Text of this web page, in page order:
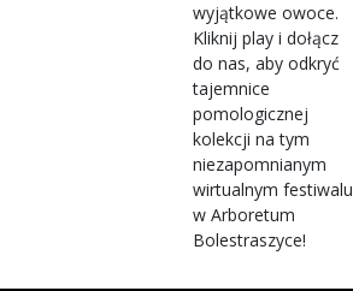
wyjątkowe owoce.
Kliknij play i dołącz
do nas, aby odkryć
tajemnice
pomologicznej
kolekcji na tym
niezapomnianym
wirtualnym festiwalu
w Arboretum
Bolestraszyce!